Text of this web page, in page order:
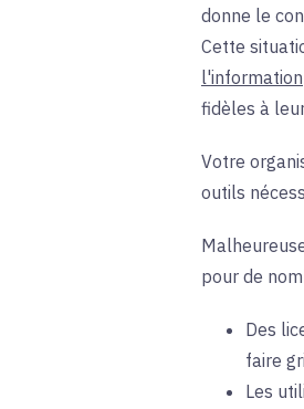
donne le
Cette
l'information
fidèles à
Votre
outils
pour de
Des
faire
Les